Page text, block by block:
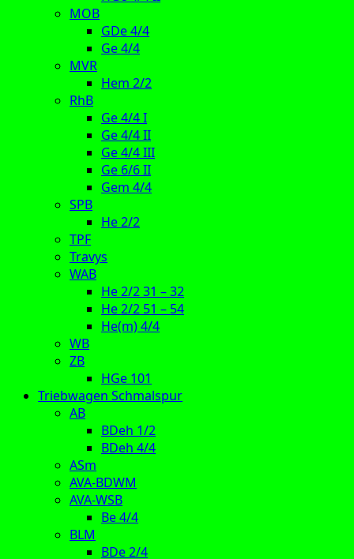
MOB
GDe 4/4
Ge 4/4
MVR
Hem 2/2
RhB
Ge 4/4 I
Ge 4/4 II
Ge 4/4 III
Ge 6/6 II
Gem 4/4
SPB
He 2/2
TPF
Travys
WAB
He 2/2 31 – 32
He 2/2 51 – 54
He(m) 4/4
WB
ZB
HGe 101
Triebwagen Schmalspur
AB
BDeh 1/2
BDeh 4/4
ASm
AVA-BDWM
AVA-WSB
Be 4/4
BLM
BDe 2/4